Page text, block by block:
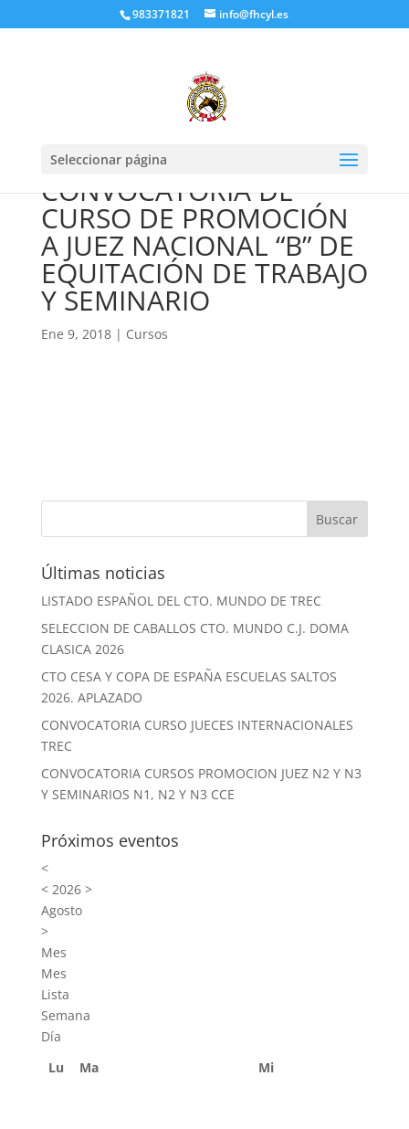
983371821 info@fhcyl.es
Seleccionar página
CONVOCATORIA DE
CURSO DE PROMOCIÓN
A JUEZ NACIONAL “B” DE
EQUITACIÓN DE TRABAJO
Y SEMINARIO
Ene 9, 2018| Cursos
Últimas noticias
LISTADO ESPAÑOL DEL CTO. MUNDO DE TREC
SELECCION DE CABALLOS CTO. MUNDO C.J. DOMA
CLASICA 2026
CTO CESA Y COPA DE ESPAÑA ESCUELAS SALTOS
2026. APLAZADO
CONVOCATORIA CURSO JUECES INTERNACIONALES
TREC
CONVOCATORIA CURSOS PROMOCION JUEZ N2 Y N3
Y SEMINARIOS N1, N2 Y N3 CCE
Próximos eventos
<
<2026 >
Agosto
>
Mes
Mes
Lista
Semana
Día
Lu
Ma Mi